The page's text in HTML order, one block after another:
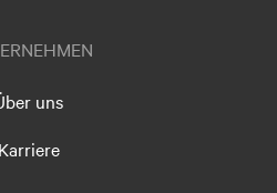
uns
Karriere